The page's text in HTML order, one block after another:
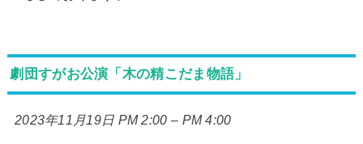
劇団すがお公演「木の精こだま物語」
2023年11月19日 PM 2:00 – PM 4:00